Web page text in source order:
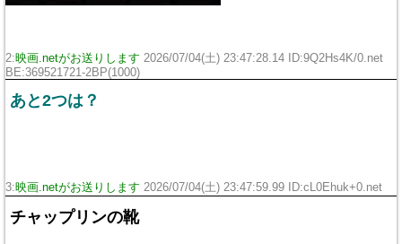
2:映画.netがお送りします 2026/07/04(土) 23:47:28.14 ID:9Q2Hs4K/0.net
BE:369521721-2BP(1000)
あと2つは？
3:映画.netがお送りします 2026/07/04(土) 23:47:59.99 ID:cL0Ehuk+0.net
チャップリンの靴